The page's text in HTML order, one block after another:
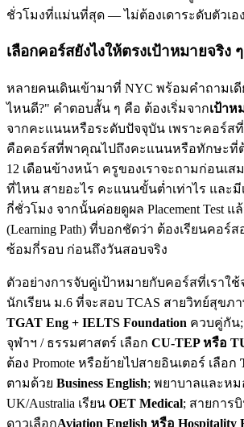
ชั่วโมงที่แม่นที่สุด — ไม่ต้องเดาระดับตัวเอ
เลือกคอร์สยังไงให้ตรงเป้าหมายจริง ๆ
หลายคนเดินเข้ามาที่ NYC พร้อมคำถามเดี
ไหนดี?" คำตอบสั้น ๆ คือ ต้องเริ่มจากเป้าห
จากคะแนนหรือระดับปัจจุบัน เพราะคอร์
คือคอร์สที่พาคุณไปถึงคะแนนหรือทักษะที่ต้
12 เดือนข้างหน้า ครูของเราจะถามก่อนเส
ที่ไหน สายอะไร คะแนนขั้นต่ำเท่าไร และมี
กี่ชั่วโมง จากนั้นค่อยดูผล Placement Test
(Learning Path) ที่บอกชัดว่า ต้องเรียนคอร์
ซ้อมกี่รอบ ก่อนถึงวันสอบจริง
ตัวอย่างการจับคู่เป้าหมายกับคอร์สที่เราใ
นักเรียน ม.6 ที่จะสอบ TCAS สายวิทย์สุขภ
TGAT Eng + IELTS Foundation ควบคู่กัน
จุฬาฯ / ธรรมศาสตร์ เลือก CU-TEP หรือ
ต้อง Promote หรือย้ายไปสายอินเตอร์ เลือก
ตามด้วย Business English; พยาบาลและห
UK/Australia เรียน OET Medical; สายการ
ดาวเลือกAviation English หรือ Hospitality